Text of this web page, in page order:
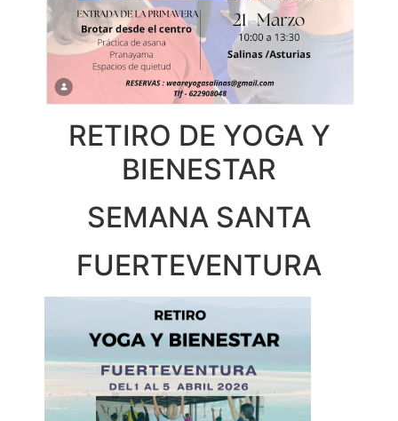
RETIRO DE YOGA Y
BIENESTAR
SEMANA SANTA
FUERTEVENTURA